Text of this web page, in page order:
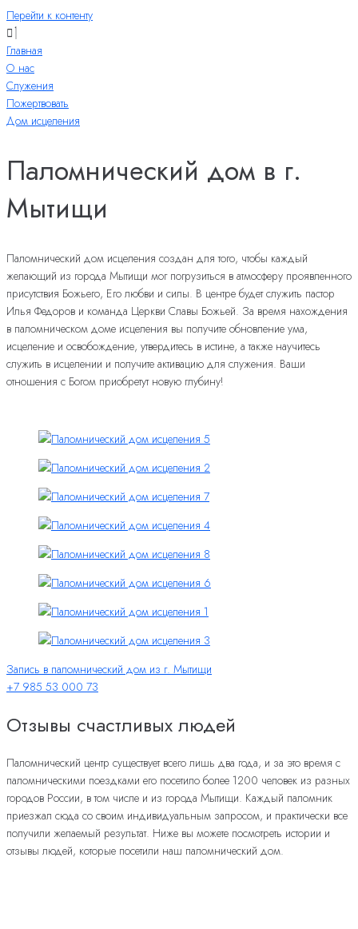
Перейти к контенту
Главная
О нас
Служения
Пожертвовать
Дом исцеления
Паломнический дом в г.
Мытищи
Паломнический дом исцеления создан для того, чтобы каждый
желающий из города Мытищи мог погрузиться в атмосферу проявленного
присутствия Божьего, Его любви и силы. В центре будет служить пастор
Илья Федоров и команда Церкви Славы Божьей. За время нахождения
в паломническом доме исцеления вы получите обновление ума,
исцеление и освобождение, утвердитесь в истине, а также научитесь
служить в исцелении и получите активацию для служения. Ваши
отношения с Богом приобретут новую глубину!
Запись в паломнический дом из г. Мытищи
+7 985 53 000 73
Отзывы счастливых людей
Паломнический центр существует всего лишь два года, и за это время с
паломническими поездками его посетило более 1200 человек из разных
городов России, в том числе и из города Мытищи. Каждый паломник
приезжал сюда со своим индивидуальным запросом, и практически все
получили желаемый результат. Ниже вы можете посмотреть истории и
отзывы людей, которые посетили наш паломнический дом.